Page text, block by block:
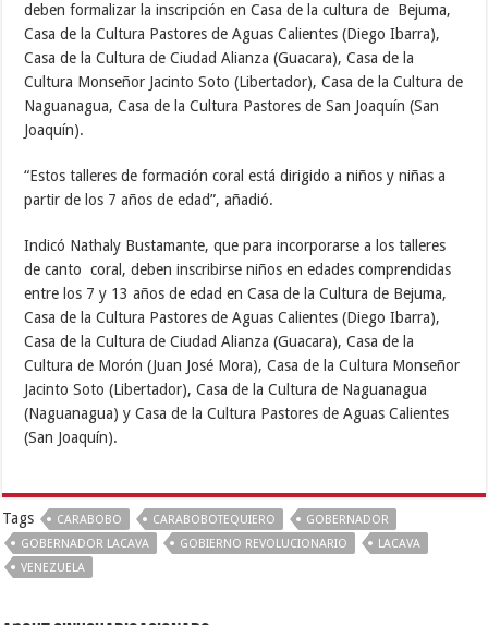
deben formalizar la inscripción en Casa de la cultura de Bejuma,
Casa de la Cultura Pastores de Aguas Calientes (Diego Ibarra),
Casa de la Cultura de Ciudad Alianza (Guacara), Casa de la
Cultura Monseñor Jacinto Soto (Libertador), Casa de la Cultura de
Naguanagua, Casa de la Cultura Pastores de San Joaquín (San
Joaquín).
“Estos talleres de formación coral está dirigido a niños y niñas a
partir de los 7 años de edad”, añadió.
Indicó Nathaly Bustamante, que para incorporarse a los talleres
de canto coral, deben inscribirse niños en edades comprendidas
entre los 7 y 13 años de edad en Casa de la Cultura de Bejuma,
Casa de la Cultura Pastores de Aguas Calientes (Diego Ibarra),
Casa de la Cultura de Ciudad Alianza (Guacara), Casa de la
Cultura de Morón (Juan José Mora), Casa de la Cultura Monseñor
Jacinto Soto (Libertador), Casa de la Cultura de Naguanagua
(Naguanagua) y Casa de la Cultura Pastores de Aguas Calientes
(San Joaquín).
Tags CARABOBO CARABOBOTEQUIERO
GOBERNADOR
GOBERNADOR LACAVA
GOBIERNO REVOLUCIONARIO
LACAVA
VENEZUELA